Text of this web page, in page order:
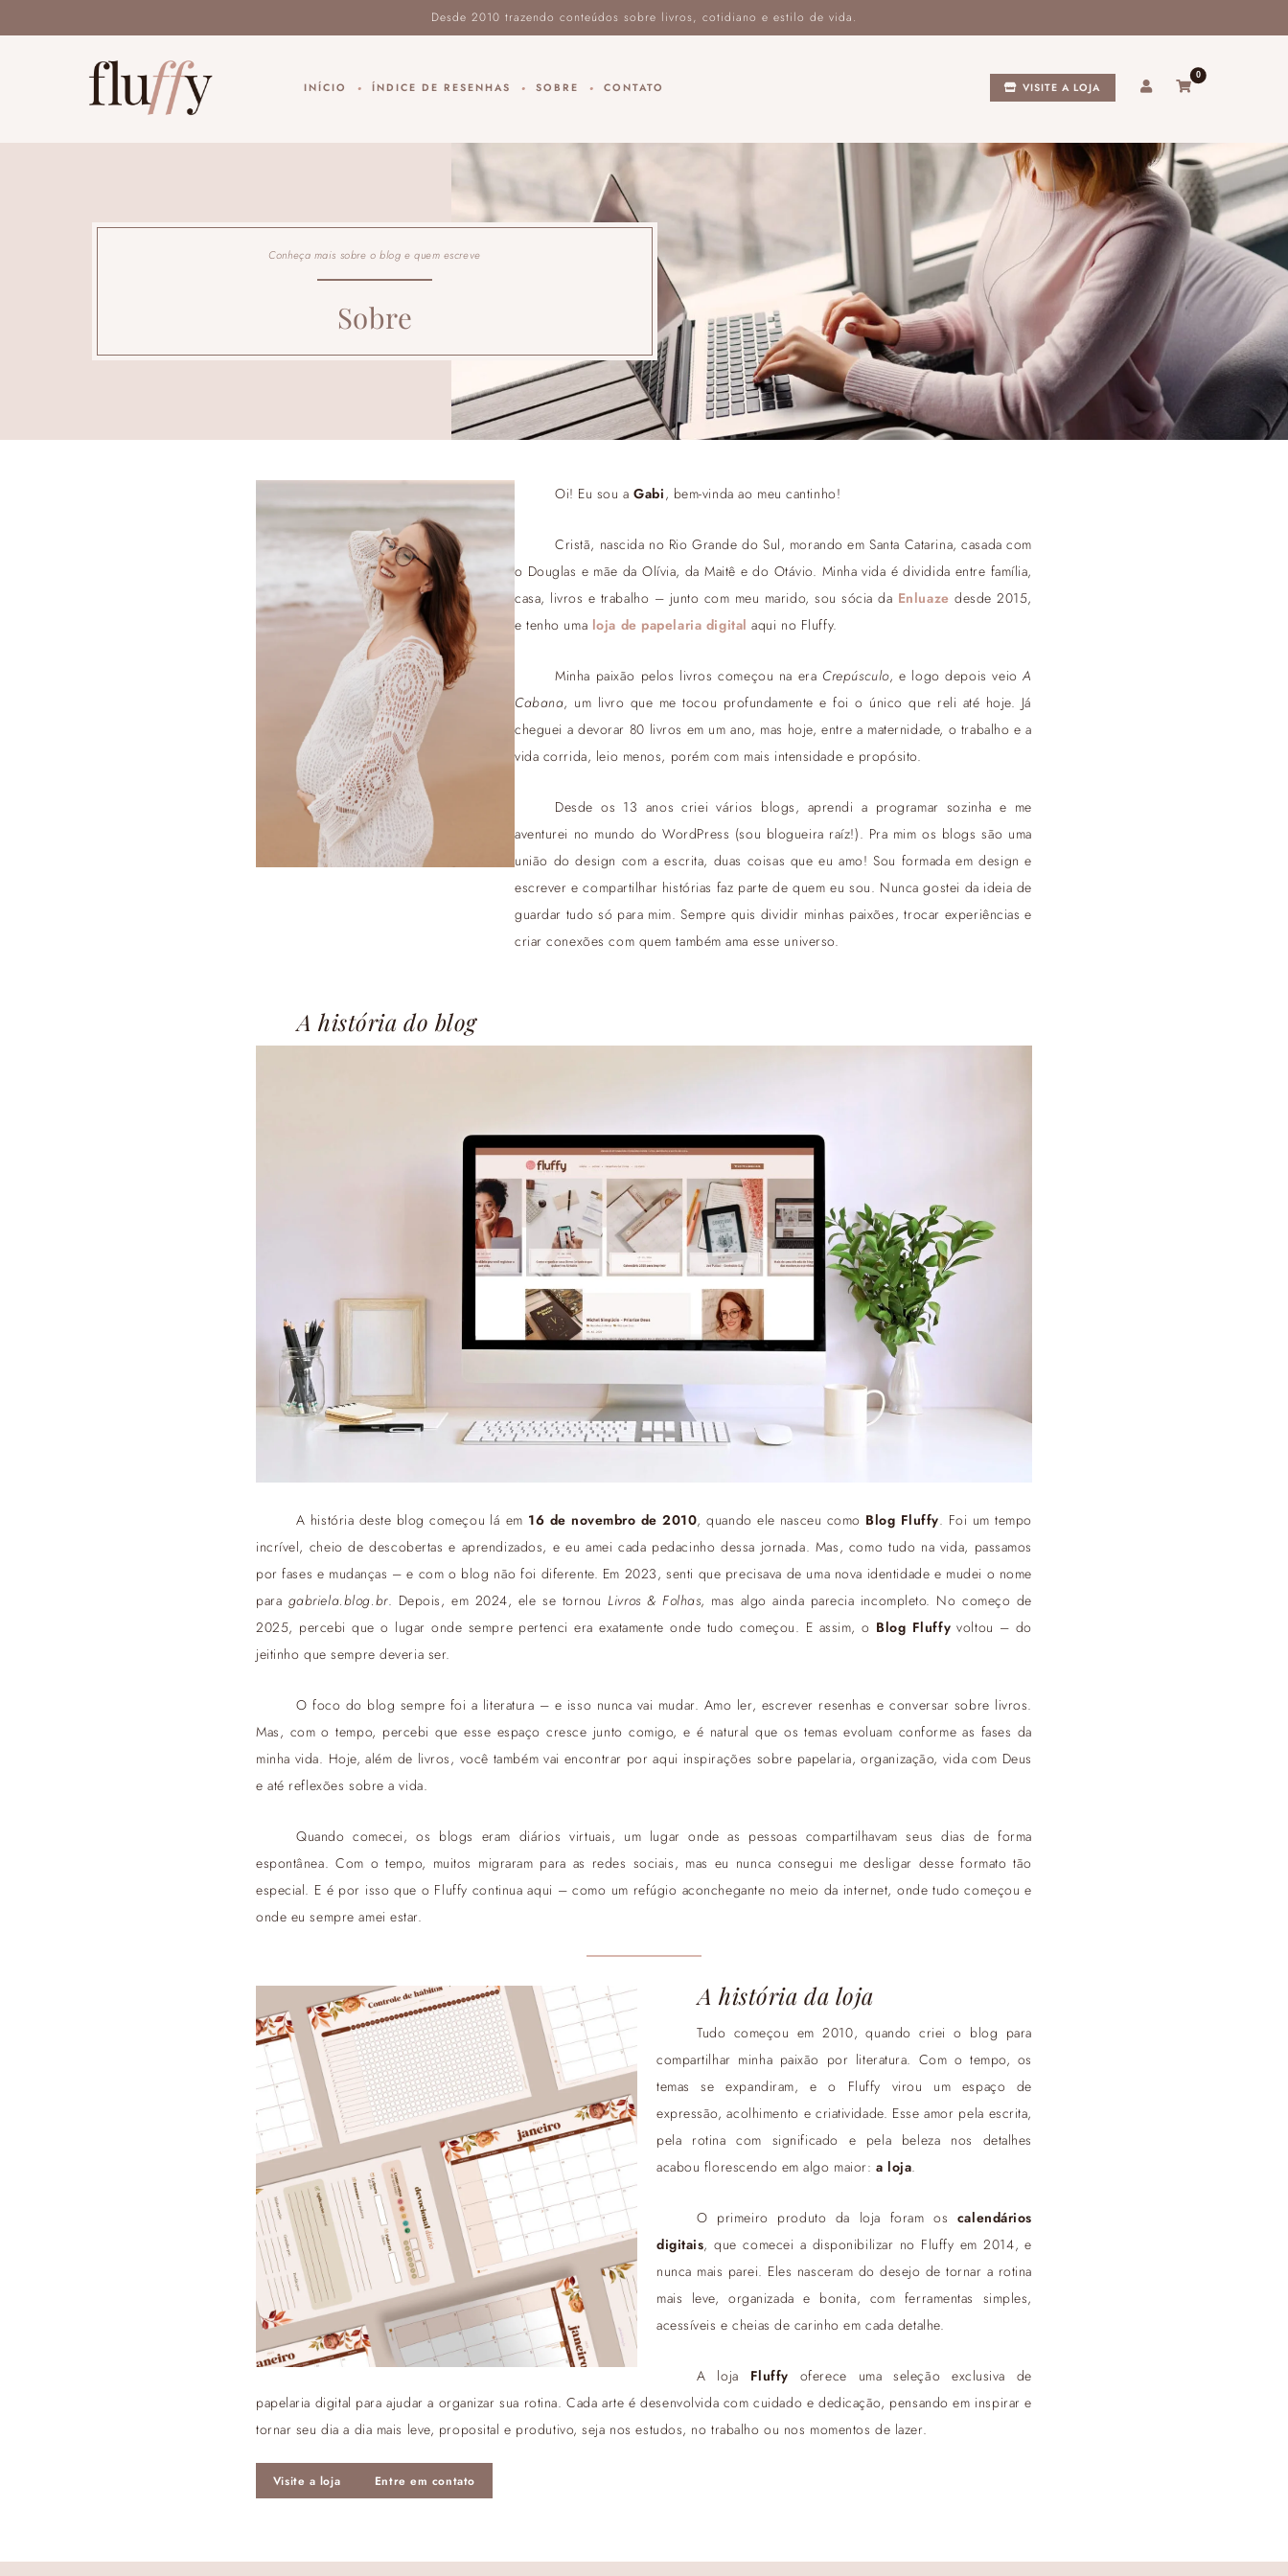
INÍCIO ÍNDICE DE RESENHAS SOBRE CONTATO VISITE A LOJA
0
Conheça mais sobre o blog e quem escreve
Sobre
Oi! Eu sou aGabi, bem-vinda ao meu cantinho!
Cristã, nascida no Rio Grande do Sul, morando em Santa Catarina, casada com
o Douglas e mãe da Olívia, da Maitê e do Otávio. Minha vida é dividida entre família,
casa, livros e trabalho – junto com meu marido, sou sócia da Enluaze desde 2015,
e tenho uma loja de papelaria digital aqui no Fluffy.
Minha paixão pelos livros começou na era Crepúsculo, e logo depois veioA
Cabana, um livro que me tocou profundamente e foi o único que reli até hoje. Já
cheguei a devorar 80 livros em um ano, mas hoje, entre a maternidade, o trabalho e a
vida corrida, leio menos, porém com mais intensidade e propósito.
Desde os 13 anos criei vários blogs, aprendi a programar sozinha e me
aventurei no mundo do WordPress (sou blogueira raíz!). Pra mim os blogs são uma
união do design com a escrita, duas coisas que eu amo! Sou formada em design e
escrever e compartilhar histórias faz parte de quem eu sou. Nunca gostei da ideia de
guardar tudo só para mim. Sempre quis dividir minhas paixões, trocar experiências e
criar conexões com quem também ama esse universo.
A história do blog
A história deste blog começou lá em 16 de novembro de 2010, quando ele nasceu como Blog Fluffy. Foi um tempo
incrível, cheio de descobertas e aprendizados, e eu amei cada pedacinho dessa jornada. Mas, como tudo na vida, passamos
por fases e mudanças – e com o blog não foi diferente. Em 2023, senti que precisava de uma nova identidade e mudei o nome
para gabriela.blog.br. Depois, em 2024, ele se tornouLivros & Folhas, mas algo ainda parecia incompleto. No começo de
2025, percebi que o lugar onde sempre pertenci era exatamente onde tudo começou. E assim, o Blog Fluffy voltou – do
jeitinho que sempre deveria ser.
O foco do blog sempre foi a literatura – e isso nunca vai mudar. Amo ler, escrever resenhas e conversar sobre livros.
Mas, com o tempo, percebi que esse espaço cresce junto comigo, e é natural que os temas evoluam conforme as fases da
minha vida. Hoje, além de livros, você também vai encontrar por aqui inspirações sobre papelaria, organização, vida com Deus
e até reflexões sobre a vida.
Quando comecei, os blogs eram diários virtuais, um lugar onde as pessoas compartilhavam seus dias de forma
espontânea. Com o tempo, muitos migraram para as redes sociais, mas eu nunca consegui me desligar desse formato tão
especial. E é por isso que o Fluffy continua aqui – como um refúgio aconchegante no meio da internet, onde tudo começou e
onde eu sempre amei estar.
A história da loja
Tudo começou em 2010, quando criei o blog para
compartilhar minha paixão por literatura. Com o tempo, os
temas se expandiram, e o Fluffy virou um espaço de
expressão, acolhimento e criatividade. Esse amor pela escrita,
pela rotina com significado e pela beleza nos detalhes
acabou florescendo em algo maior:a loja.
O primeiro produto da loja foram os calendários
digitais, que comecei a disponibilizar no Fluffy em 2014, e
nunca mais parei. Eles nasceram do desejo de tornar a rotina
mais leve, organizada e bonita, com ferramentas simples,
acessíveis e cheias de carinho em cada detalhe.
A loja Fluffy oferece uma seleção exclusiva de
papelaria digital para ajudar a organizar sua rotina. Cada arte é desenvolvida com cuidado e dedicação, pensando em inspirar e
tornar seu dia a dia mais leve, proposital e produtivo, seja nos estudos, no trabalho ou nos momentos de lazer.
Visite a loja Entre em contato